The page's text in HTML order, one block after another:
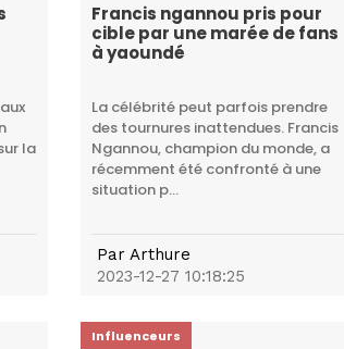
la
Francis ngannou pris pour
cible par une marée de fans
à yaoundé
La célébrité peut parfois prendre
des tournures inattendues. Francis
Ngannou, champion du monde, a
récemment été confronté à une
situation p...
Par Arthure
2023-12-27 10:18:25
Influenceurs